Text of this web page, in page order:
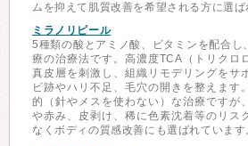
ムを抑えて肌質改善を希望される方に選ば
ミラノリピール
5種類の酸とアミノ酸、ビタミンを配合し
療の治療法です。高濃度TCA（トリクロ
真皮層を刺激し、組織リモデリングをサ
ビ跡やハリ不足、毛穴の開きを整えます
的（針やメスを使わない）な治療ですが
や赤み、皮剥け、稀に色素沈着等のリス
なくボディの質感改善にも選ばれています